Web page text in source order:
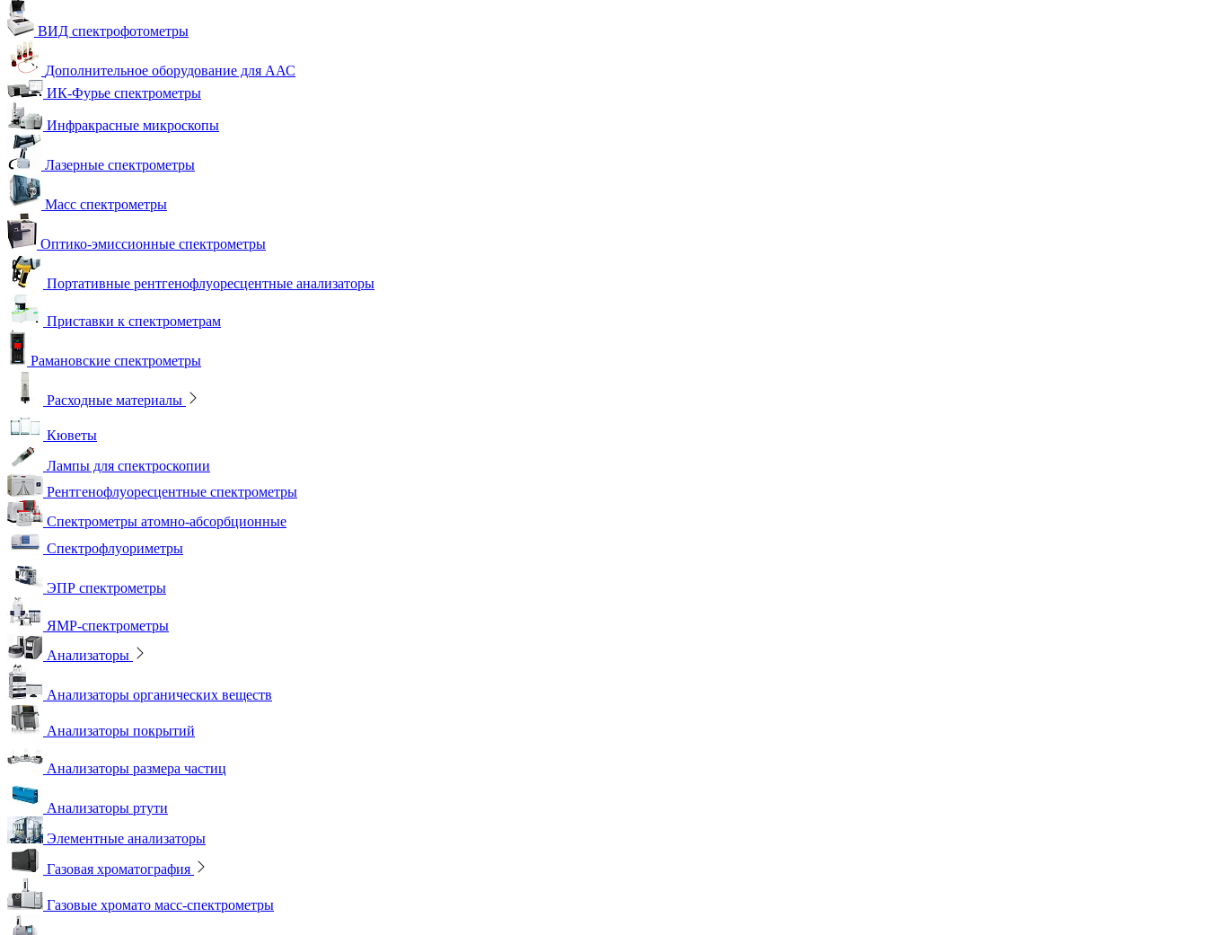
ВИД спектрофотометры
Дополнительное оборудование для ААС
ИК-Фурье спектрометры
Инфракрасные микроскопы
Лазерные спектрометры
Масс спектрометры
Оптико-эмиссионные спектрометры
Портативные рентгенофлуоресцентные анализаторы
Приставки к спектрометрам
Рамановские спектрометры
Расходные материалы
Кюветы
Лампы для спектроскопии
Рентгенофлуоресцентные спектрометры
Спектрометры атомно-абсорбционные
Спектрофлуориметры
ЭПР спектрометры
ЯМР-спектрометры
Анализаторы
Анализаторы органических веществ
Анализаторы покрытий
Анализаторы размера частиц
Анализаторы ртути
Элементные анализаторы
Газовая хроматография
Газовые хромато масс-спектрометры